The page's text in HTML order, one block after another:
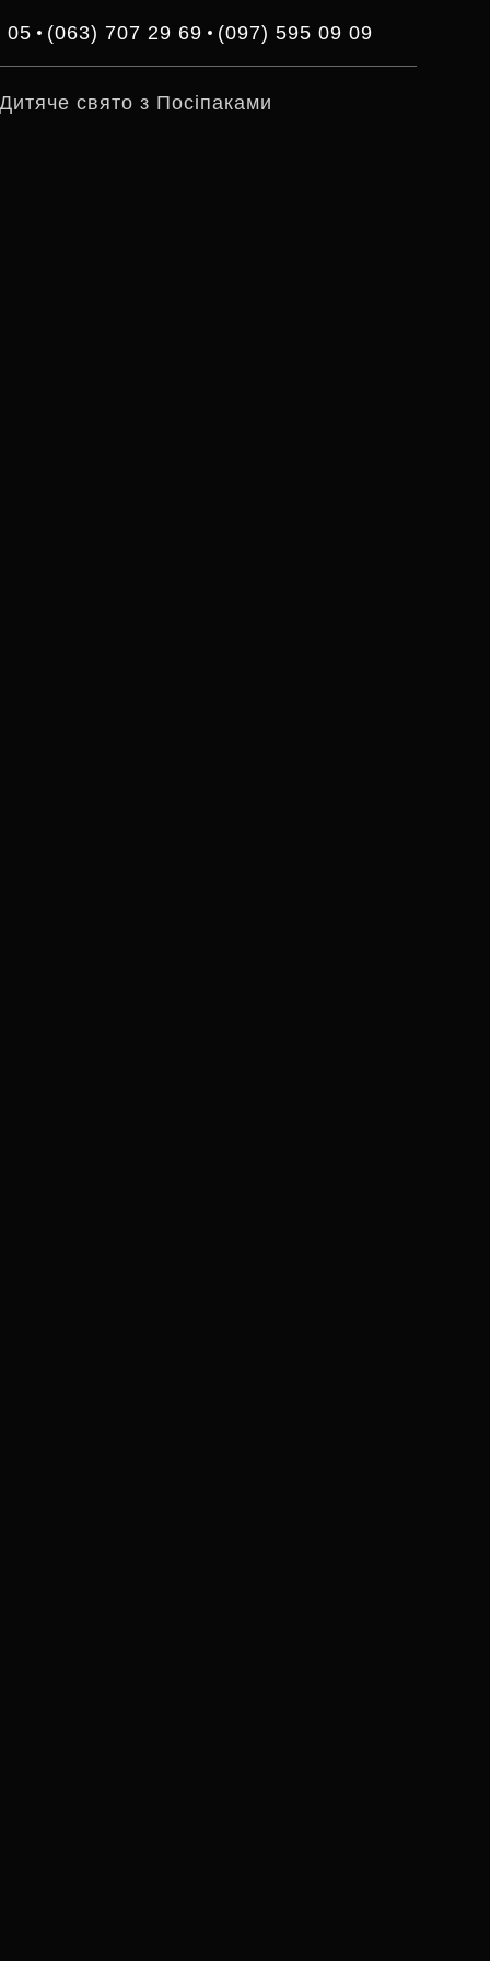
05 (063) 707 29 69 (097) 595 09 09
Дитяче свято з Посіпаками